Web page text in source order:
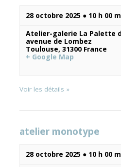
Évènements
28 octobre 2025 ● 10 h 00
Atelier-galerie La Palette
avenue de Lombez
Toulouse, 31300 France
+ Google Map
Voir les détails »
atelier monotype
28 octobre 2025 ● 10 h 00